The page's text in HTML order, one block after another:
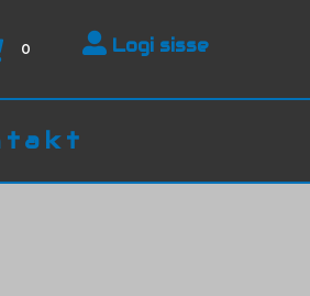
0 Logi sisse